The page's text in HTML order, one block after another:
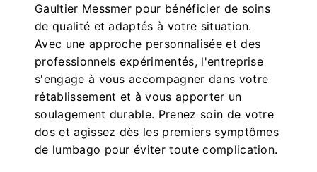
Gaultier Messmer pour bénéficier de soins
de qualité et adaptés à votre situation.
Avec une approche personnalisée et des
professionnels expérimentés, l'entreprise
s'engage à vous accompagner dans votre
rétablissement et à vous apporter un
soulagement durable. Prenez soin de votre
dos et agissez dès les premiers symptômes
de lumbago pour éviter toute complication.